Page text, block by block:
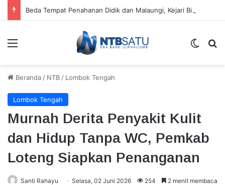
Menu
Beranda / NTB / Lombok Tengah
Lombok Tengah
Murnah Derita Penyakit Kulit
dan Hidup Tanpa WC, Pemkab
Loteng Siapkan Penanganan
Santi Rahayu Selasa, 02 Juni 2026 254 2 menit membaca